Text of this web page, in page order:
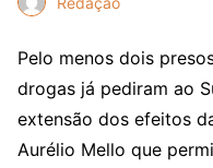
Pelo menos dois
drogas já pediram ao
extensão dos efeitos
Aurélio Mello que